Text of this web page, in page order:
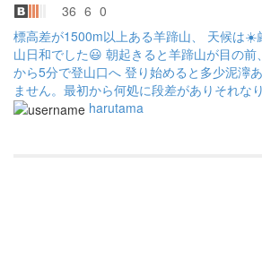
36 6 0
標高差が1500m以上ある羊蹄山、 天候は☀️
山日和でした😃 朝起きると羊蹄山が目の前、天気よさそー✨ 宿舎
から5分で登山口へ 登り始めると多少泥濘
ません。最初から何処に段差がありそれな
す。 4合目ぐらいから笹の根っこにも注意⚠️
harutama